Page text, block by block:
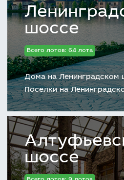
шоссе
Всего лотов: 64 лота
Дома на Ленинградском
Поселки на
шоссе